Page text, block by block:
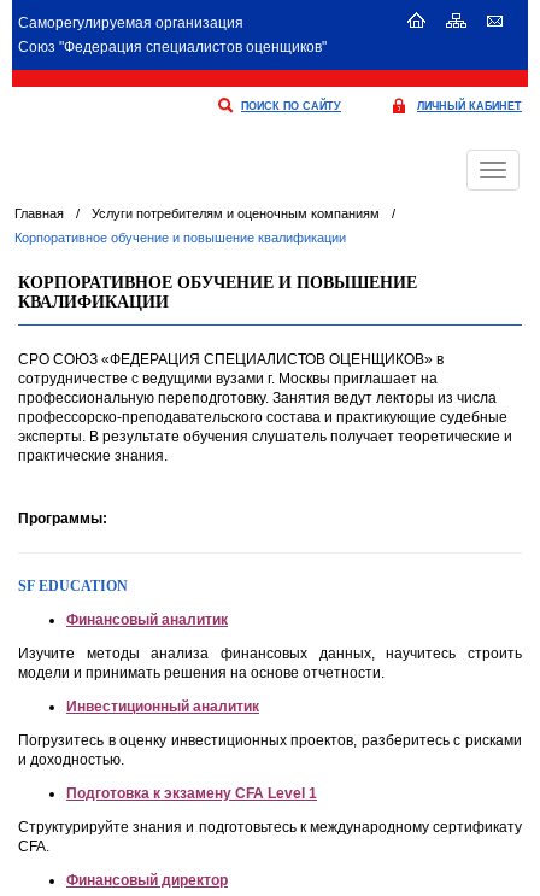
Саморегулируемая организация
Союз "Федерация специалистов оценщиков"
ПОИСК ПО САЙТУ ЛИЧНЫЙ КАБИНЕТ
Меню
Главная / Услуги потребителям и оценочным компаниям
/
Корпоративное обучение и повышение квалификации
КОРПОРАТИВНОЕ ОБУЧЕНИЕ И ПОВЫШЕНИЕ
КВАЛИФИКАЦИИ
СРО СОЮЗ «ФЕДЕРАЦИЯ СПЕЦИАЛИСТОВ ОЦЕНЩИКОВ» в
сотрудничестве с ведущими вузами г. Москвы приглашает на
профессиональную переподготовку. Занятия ведут лекторы из числа
профессорско-преподавательского состава и практикующие судебные
эксперты. В результате обучения слушатель получает теоретические и
практические знания.
Программы:
SF EDUCATION
Финансовый аналитик
Изучите методы анализа финансовых данных, научитесь строить
модели и принимать решения на основе отчетности.
Инвестиционный аналитик
Погрузитесь в оценку инвестиционных проектов, разберитесь с рисками
и доходностью.
Подготовка к экзамену CFA Level 1
Структурируйте знания и подготовьтесь к международному сертификату
CFA.
Финансовый директор